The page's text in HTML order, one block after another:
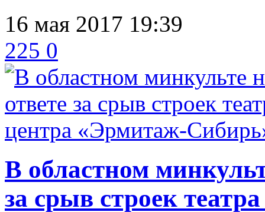
16 мая 2017 19:39
225 0
В областном
за срыв строек